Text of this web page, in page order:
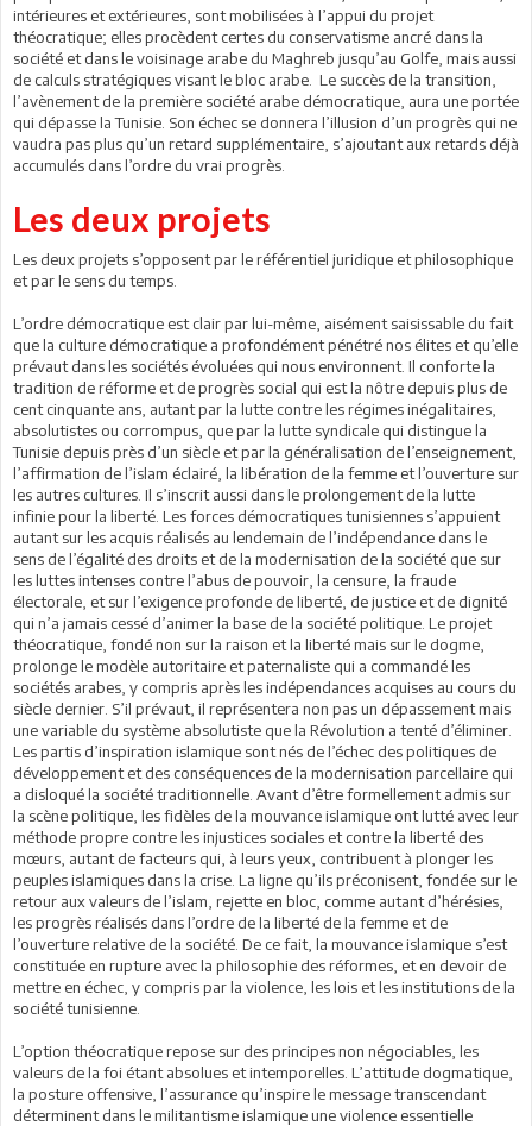
intérieures et extérieures, sont mobilisées à l’appui du projet
théocratique; elles procèdent certes du conservatisme ancré dans la
société et dans le voisinage arabe du Maghreb jusqu’au Golfe, mais aussi
de calculs stratégiques visant le bloc arabe. Le succès de la transition,
l’avènement de la première société arabe démocratique, aura une portée
qui dépasse la Tunisie. Son échec se donnera l’illusion d’un progrès qui ne
vaudra pas plus qu’un retard supplémentaire, s’ajoutant aux retards déjà
accumulés dans l’ordre du vrai progrès.
Les deux projets
Les deux projets s’opposent par le référentiel juridique et philosophique
et par le sens du temps.
L’ordre démocratique est clair par lui-même, aisément saisissable du fait
que la culture démocratique a profondément pénétré nos élites et qu’elle
prévaut dans les sociétés évoluées qui nous environnent. Il conforte la
tradition de réforme et de progrès social qui est la nôtre depuis plus de
cent cinquante ans, autant par la lutte contre les régimes inégalitaires,
absolutistes ou corrompus, que par la lutte syndicale qui distingue la
Tunisie depuis près d’un siècle et par la généralisation de l’enseignement,
l’affirmation de l’islam éclairé, la libération de la femme et l’ouverture sur
les autres cultures. Il s’inscrit aussi dans le prolongement de la lutte
infinie pour la liberté. Les forces démocratiques tunisiennes s’appuient
autant sur les acquis réalisés au lendemain de l’indépendance dans le
sens de l’égalité des droits et de la modernisation de la société que sur
les luttes intenses contre l’abus de pouvoir, la censure, la fraude
électorale, et sur l’exigence profonde de liberté, de justice et de dignité
qui n’a jamais cessé d’animer la base de la société politique. Le projet
théocratique, fondé non sur la raison et la liberté mais sur le dogme,
prolonge le modèle autoritaire et paternaliste qui a commandé les
sociétés arabes, y compris après les indépendances acquises au cours du
siècle dernier. S’il prévaut, il représentera non pas un dépassement mais
une variable du système absolutiste que la Révolution a tenté d’éliminer.
Les partis d’inspiration islamique sont nés de l’échec des politiques de
développement et des conséquences de la modernisation parcellaire qui
a disloqué la société traditionnelle. Avant d’être formellement admis sur
la scène politique, les fidèles de la mouvance islamique ont lutté avec leur
méthode propre contre les injustices sociales et contre la liberté des
mœurs, autant de facteurs qui, à leurs yeux, contribuent à plonger les
peuples islamiques dans la crise. La ligne qu’ils préconisent, fondée sur le
retour aux valeurs de l’islam, rejette en bloc, comme autant d’hérésies,
les progrès réalisés dans l’ordre de la liberté de la femme et de
l’ouverture relative de la société. De ce fait, la mouvance islamique s’est
constituée en rupture avec la philosophie des réformes, et en devoir de
mettre en échec, y compris par la violence, les lois et les institutions de la
société tunisienne.
L’option théocratique repose sur des principes non négociables, les
valeurs de la foi étant absolues et intemporelles. L’attitude dogmatique,
la posture offensive, l’assurance qu’inspire le message transcendant
déterminent dans le militantisme islamique une violence essentielle